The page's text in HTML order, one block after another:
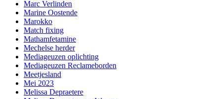
Marc Verlinden
Marine Oostende
Marokko
Match fixing
Mathamfetamine
Mechelse herder
Mediageuzen oplichting
Mediageuzen Reclameborden
Meetjesland
Mei 2023
Melissa Depraetere